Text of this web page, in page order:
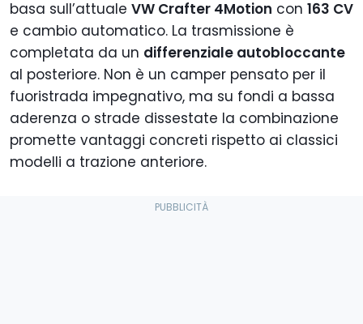
basa sull’attuale VW Crafter 4Motion con 163 CV
e cambio automatico. La trasmissione è
completata da un differenziale autobloccante
al posteriore. Non è un camper pensato per il
fuoristrada impegnativo, ma su fondi a bassa
aderenza o strade dissestate la combinazione
promette vantaggi concreti rispetto ai classici
modelli a trazione anteriore.